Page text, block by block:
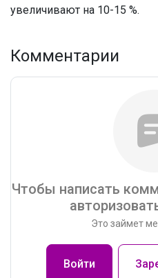
увеличивают на 10-15 %.
Комментарии
Чтобы написать
Это займет
Войти